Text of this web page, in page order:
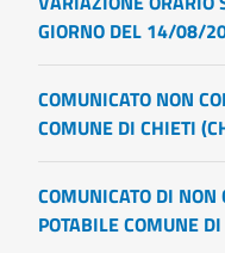
GIORNO DEL 14/08/
COMUNICATO NON
COMUNE DI CHIETI
COMUNICATO DI
POTABILE COMUNE